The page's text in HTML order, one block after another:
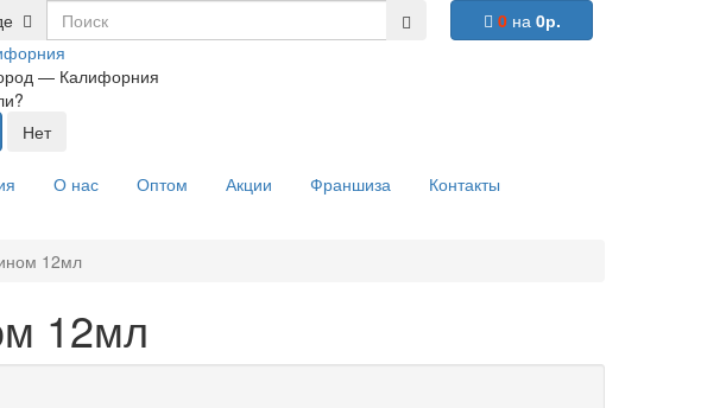
— Калифорния
0 на 0р.
О нас Оптом Акции Франшиза Контакты
12мл
12мл